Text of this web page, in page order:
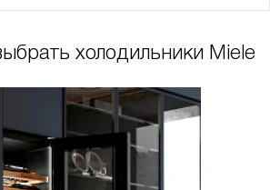
холодильники Miele